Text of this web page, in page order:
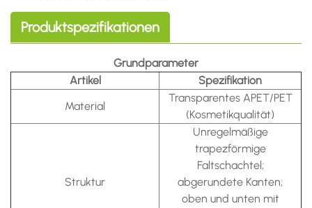
Produktspezifikationen
Grundparameter
Artikel
Spezifikation
Material
Transparentes APET/PET
(Kosmetikqualität)
Struktur
Unregelmäßige
trapezförmige
Faltschachtel;
abgerundete Kanten;
oben und unten mit